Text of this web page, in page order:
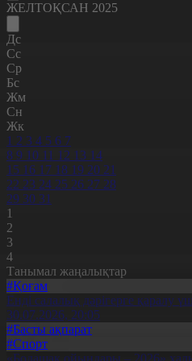
ЖЕЛТОҚСАН 2025
Дс
Сс
Ср
Бс
Жм
Сн
Жк
1 2 3 4 5 6 7
8 9 10 11 12 13 14
15 16 17 18 19 20 21
22 23 24 25 26 27 28
29 30 31
1
2
3
4
Танымал жаңалықтар
#Қоғам
Енді салалық дәрігерге қаралу
30.07.2026, 20:05
#Басты ақпарат
#Спорт
«Болашақ ойындары – 2026»